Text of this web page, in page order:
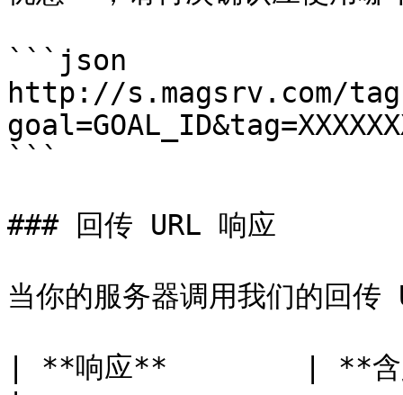
```json
http://s.magsrv.com/
```
### 回传 URL 响应
当你的服务器调用我们的回
| **响应**        | **含